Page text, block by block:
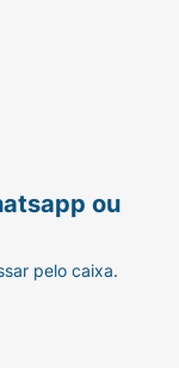
de Dorflex.
ou
pelo caixa.